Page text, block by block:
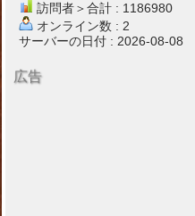
訪問者＞合計 : 1186980
オンライン数 : 2
サーバーの日付 : 2026-08-08
広告